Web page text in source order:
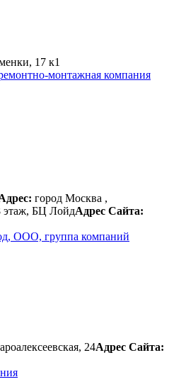
17 к1
монтажная компания
город Москва ,
этаж, БЦ ЛойдАдрес Сайта:
ООО, группа компаний
24Адрес Сайта: